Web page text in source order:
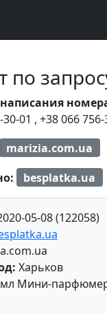
по
01 , +38 066 756-
marizia.com.ua
besplatka.ua
05-08 (122058)
Харьков
Мини-